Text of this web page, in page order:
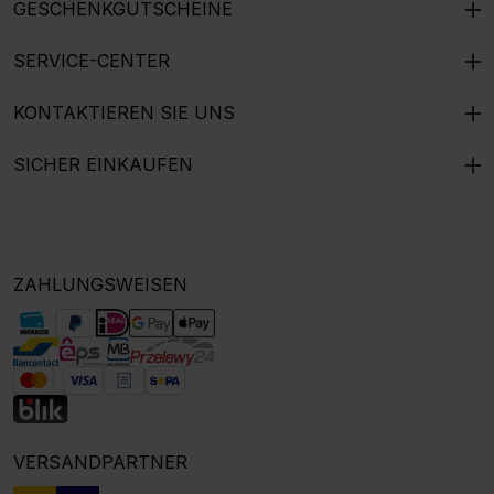
GESCHENKGUTSCHEINE
SERVICE-CENTER
KONTAKTIEREN SIE UNS
SICHER EINKAUFEN
ZAHLUNGSWEISEN
VERSANDPARTNER